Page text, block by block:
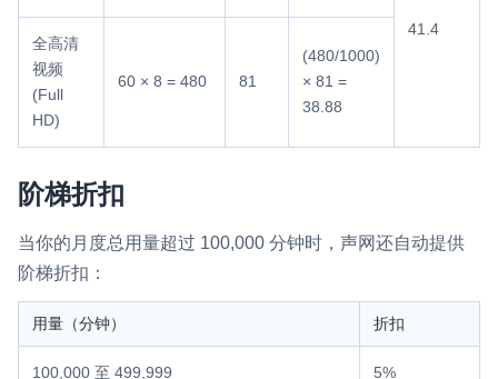
41.4
全高清
视频
(Full
HD)
60 × 8 = 480 81
(480/1000)
× 81 =
38.88
阶梯折扣
当你的月度总用量超过 100,000 分钟时，声网还自动提供
阶梯折扣：
用量（分钟） 折扣
100,000 至 499,999 5%